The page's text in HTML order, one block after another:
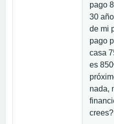
pago
30
de mi
pago
casa
es
nada,
crees?